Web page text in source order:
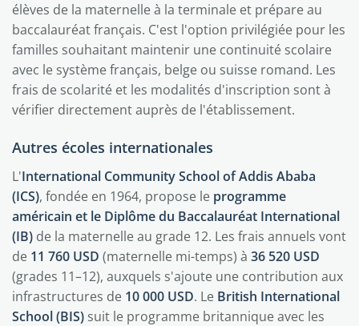
élèves de la maternelle à la terminale et prépare au
baccalauréat français. C'est l'option privilégiée pour les
familles souhaitant maintenir une continuité scolaire
avec le système français, belge ou suisse romand. Les
frais de scolarité et les modalités d'inscription sont à
vérifier directement auprès de l'établissement.
Autres écoles internationales
L'International Community School of Addis Ababa
(ICS), fondée en 1964, propose le programme
américain et le Diplôme du Baccalauréat International
(IB) de la maternelle au grade 12. Les frais annuels vont
de 11 760 USD (maternelle mi-temps) à 36 520 USD
(grades 11–12), auxquels s'ajoute une contribution aux
infrastructures de 10 000 USD. Le British International
School (BIS) suit le programme britannique avec les